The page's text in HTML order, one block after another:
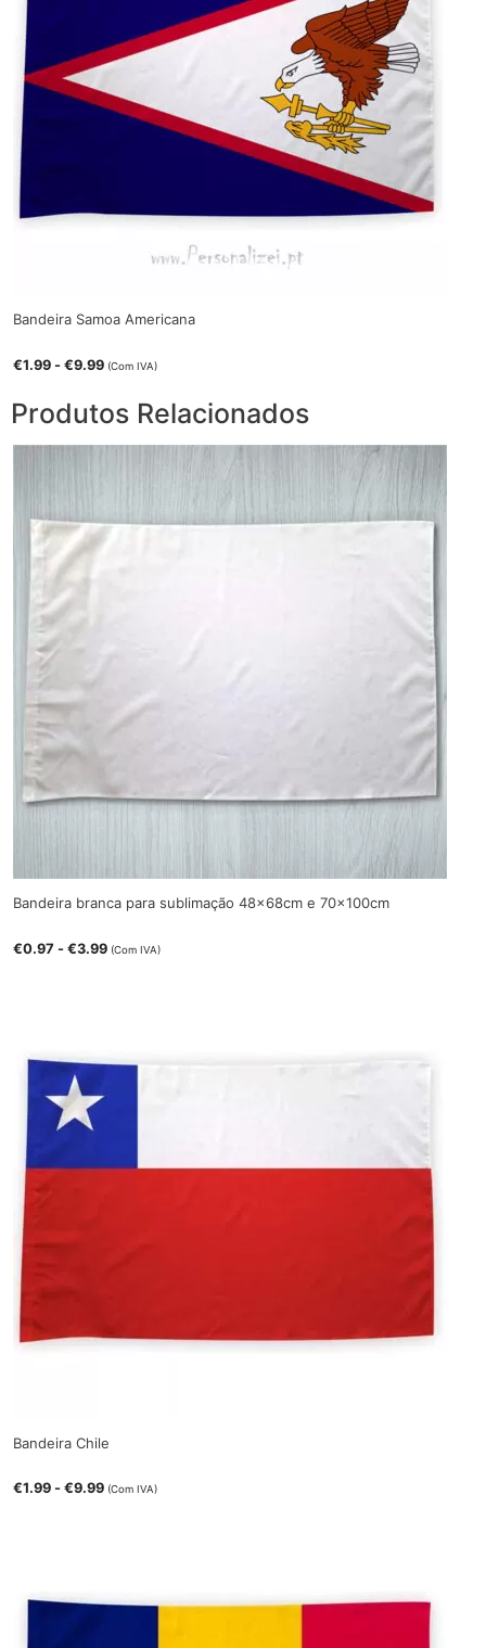
Bandeira Samoa Americana
€1.99 -€9.99 (Com IVA)
Produtos Relacionados
Bandeira branca para sublimação 48x68cm e 70x100cm
€0.97 -€3.99 (Com IVA)
Bandeira Chile
€1.99 -€9.99 (Com IVA)